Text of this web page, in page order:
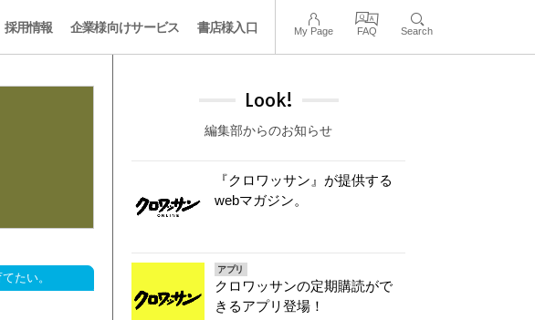
採用情報 企業様向けサービス 書店様入口 My Page FAQ Search
たい。
Look!
編集部からのお知らせ
『クロワッサン』が提供する
webマガジン。
アプリ
クロワッサンの定期購読がで
きるアプリ登場！